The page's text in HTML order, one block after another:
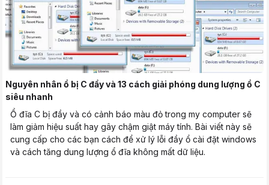
Nguyên nhân ổ bị C đầy và 13 cách giải phóng dung lượng ổ C
siêu nhanh
Ổ đĩa C bị đầy và có cảnh báo màu đỏ trong my computer sẽ
làm giảm hiệu suất hay gây chậm giật máy tính. Bài viết này sẽ
cung cấp cho các bạn cách để xử lý lỗi đầy ổ cài đặt windows
và cách tăng dung lượng ổ đĩa không mất dữ liệu.